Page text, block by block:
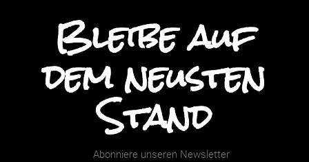
Bleibe auf
dem neusten
Stand
Abonniere unseren Newsletter